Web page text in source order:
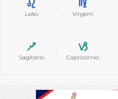
Leão Virgem
Sagitário Capricórnio